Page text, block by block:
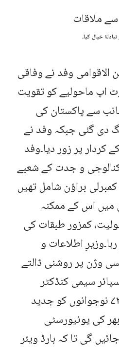
خیال کیا۔
میں ایک بین الاقوامی وفد نے وفاقی
اپ ماحولیے کو تقویت
سے پاکستان کی
دی گئی جبکہ وفد نے
پر زور دیا۔وفد
و جدت کے شعبے
براؤن شامل تھیں
میں اس کے ممکنہ
کمزور طبقات کی
اطلاعات و
وژن پر روشنی ڈالتے
سیمی کنڈکٹر
پروگرام کا حوالہ دیا۔ بتایا گیا کہ اس پروگرام کے تحت ٪۷۲۰۰ نوجوانوں کو جدید
کی یونیورسٹی
گی تا کہ ہارڈ ویئر